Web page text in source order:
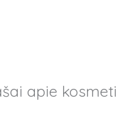
5
apie